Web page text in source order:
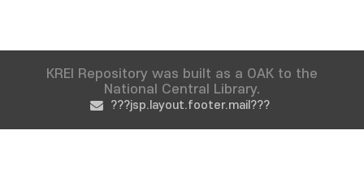
KREI Repository was built as a OAK to the
National Central Library.
???jsp.layout.footer.mail???